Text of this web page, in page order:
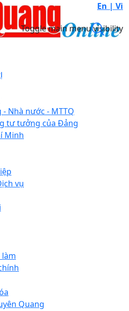
En | Vi
Toggle main menu visibility
Nhà nước - MTTQ
tư tưởng của Đảng
Minh
vụ
làm
Quang